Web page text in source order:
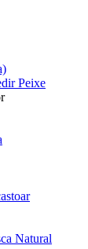
Peixe
Natural